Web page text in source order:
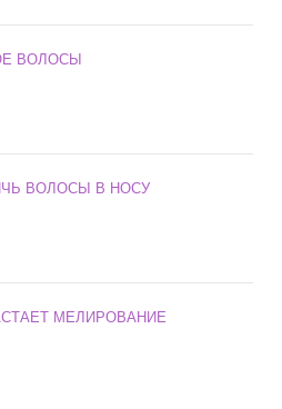
ВОЛОСЫ
ВОЛОСЫ В НОСУ
МЕЛИРОВАНИЕ